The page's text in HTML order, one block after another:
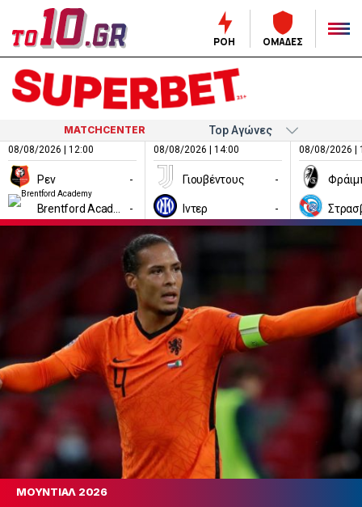
ΡΟΗ ΟΜΑΔΕΣ
MATCHCENTER
08/08/2026 | 12:00
Ρεν -
-
08/08/2026 | 14:00
Γιουβέντους -
Ιντερ -
08/08/2026 |
ΜΟΥΝΤΙΑΛ 2026